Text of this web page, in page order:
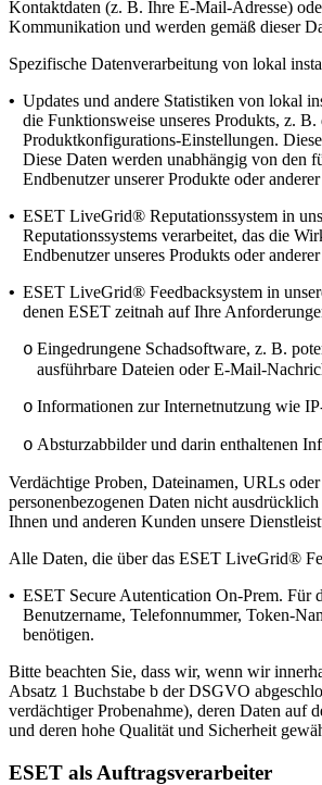
Kontaktdaten (z. B. Ihre E-Mail-Adresse)
Kommunikation und werden gemäß dieser
Spezifische Datenverarbeitung von lokal
• Updates und andere Statistiken von lokal
die Funktionsweise unseres Produkts, z.
Produktkonfigurations-Einstellungen.
Diese Daten werden unabhängig von den
Endbenutzer unserer Produkte oder
• ESET LiveGrid® Reputationssystem in
Reputationssystems verarbeitet, das die
Endbenutzer unseres Produkts oder
• ESET LiveGrid® Feedbacksystem in
denen ESET zeitnah auf Ihre
o Eingedrungene Schadsoftware, z. B.
ausführbare Dateien oder E-Mail-
o Informationen zur Internetnutzung wie
o Absturzabbilder und darin enthaltenen
Verdächtige Proben, Dateinamen, URLs
personenbezogenen Daten nicht
Ihnen und anderen Kunden unsere
Alle Daten, die über das ESET LiveGrid®
• ESET Secure Autentication On-Prem. Für
Benutzername, Telefonnummer, Token-
benötigen.
Bitte beachten Sie, dass wir, wenn wir
Absatz 1 Buchstabe b der DSGVO
verdächtiger Probenahme), deren Daten auf
und deren hohe Qualität und Sicherheit
ESET als Auftragsverarbeiter